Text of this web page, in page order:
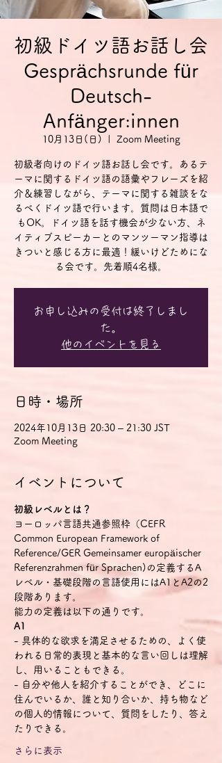
初級ドイツ語お話し会
Gesprächsrunde für
Deutsch-
Anfänger:innen
10月13日(日) Zoom Meeting
初級者向けのドイツ語お話し会です。あるテ
ーマに関するドイツ語の語彙やフレーズを紹
介＆練習しながら、テーマに関する雑談をな
るべくドイツ語で行います。質問は日本語で
もOK。ドイツ語を話す機会が少ない方、ネ
イティブスピーカーとのマンツーマン指導は
きついと感じる方に最適！緩いけどためにな
る会です。先着順4名様。
お申し込みの受付は終了しまし
た。
他のイベントを見る
日時・場所
2024年10月13日 20:30 – 21:30 JST
Zoom Meeting
イベントについて
初級レベルとは？
ヨーロッパ言語共通参照枠（CEFR
Common European Framework of
Reference/GER Gemeinsamer europäischer
Referenzrahmen für Sprachen)の定義するA
レベル・基礎段階の言語使用にはA1とA2の2
段階あります。
能力の定義は以下の通りです。
A1
- 具体的な欲求を満足させるための、よく使
われる日常的表現と基本的な言い回しは理解
し、用いることもできる。
- 自分や他人を紹介することができ、どこに
住んでいるか、誰と知り合いか、持ち物など
の個人的情報について、質問をしたり、答え
たりできる。
さらに表示